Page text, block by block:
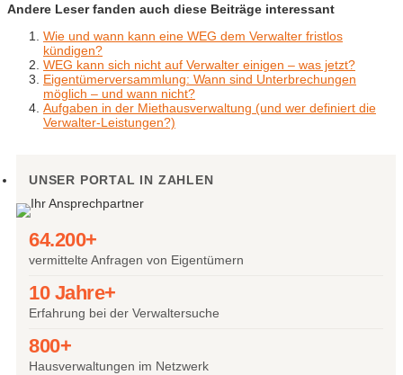
Andere Leser fanden auch diese Beiträge interessant
Wie und wann kann eine WEG dem Verwalter fristlos
kündigen?
WEG kann sich nicht auf Verwalter einigen – was jetzt?
Eigentümerversammlung: Wann sind Unterbrechungen
möglich – und wann nicht?
Aufgaben in der Miethausverwaltung (und wer definiert die
Verwalter-Leistungen?)
UNSER PORTAL IN ZAHLEN
64.200+
vermittelte Anfragen von Eigentümern
10 Jahre+
Erfahrung bei der Verwaltersuche
800+
Hausverwaltungen im Netzwerk